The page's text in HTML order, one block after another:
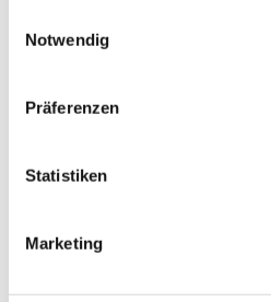
Notwendig
Präferenzen
Statistiken
Marketing
Dies könnte